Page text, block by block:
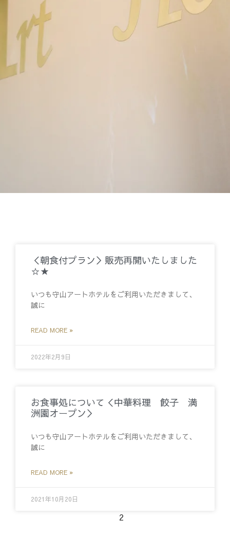
＜朝食付プラン＞販売再開いたしました
☆★
いつも守山アートホテルをご利用いただきまして、
誠に
READ MORE »
2022年2月9日
お食事処について＜中華料理 餃子 満
洲園オープン＞
いつも守山アートホテルをご利用いただきまして、
誠に
READ MORE »
2021年10月20日
2